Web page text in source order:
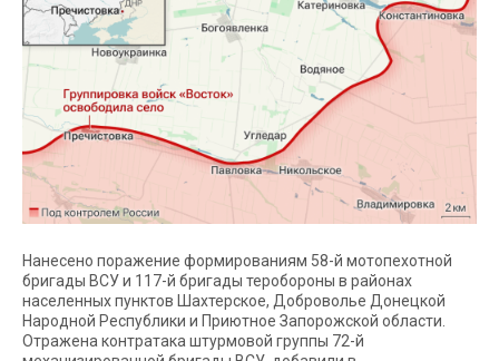
Нанесено поражение формированиям 58-й мотопехотной
бригады ВСУ и 117-й бригады теробороны в районах
населенных пунктов Шахтерское, Доброволье Донецкой
Народной Республики и Приютное Запорожской области.
Отражена контратака штурмовой группы 72-й